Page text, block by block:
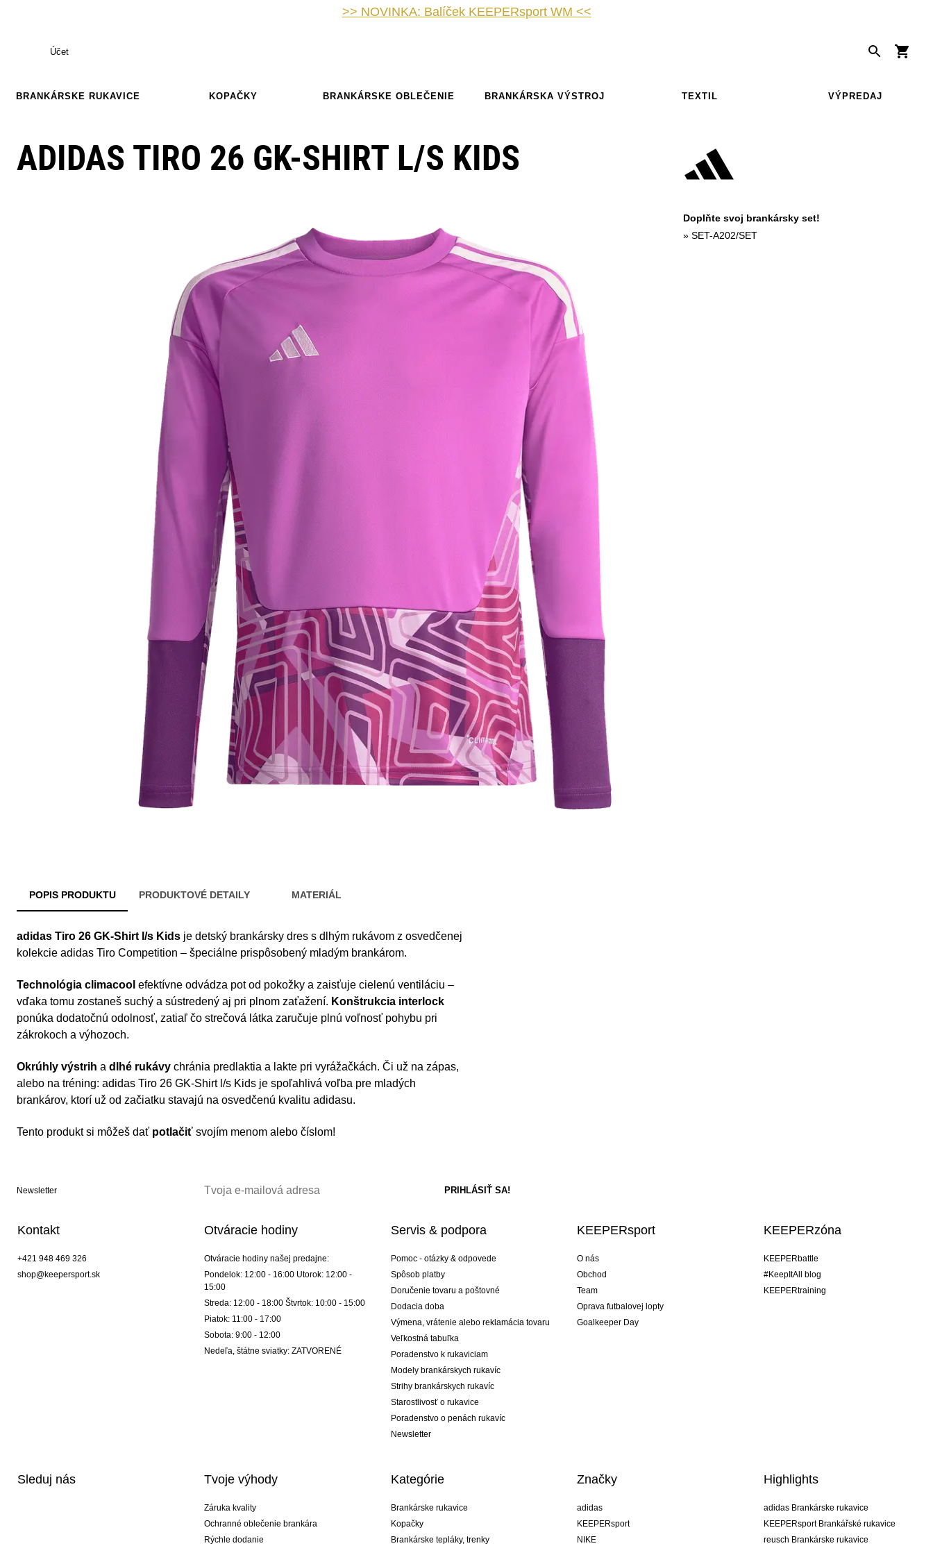
>> NOVINKA: Balíček KEEPERsport WM <<
Účet
BRANKÁRSKE RUKAVICE KOPAČKY BRANKÁRSKE OBLEČENIE BRANKÁRSKA VÝSTROJ TEXTIL VÝPREDAJ
ADIDAS TIRO 26 GK-SHIRT L/S KIDS
Doplňte svoj brankársky set!
» SET-A202/SET
POPIS PRODUKTU PRODUKTOVÉ DETAILY MATERIÁL
adidas Tiro 26 GK-Shirt l/s Kids je detský brankársky dres s dlhým rukávom z osvedčenej
kolekcie adidas Tiro Competition – špeciálne prispôsobený mladým brankárom.
Technológia climacool efektívne odvádza pot od pokožky a zaisťuje cielenú ventiláciu –
vďaka tomu zostaneš suchý a sústredený aj pri plnom zaťažení. Konštrukcia interlock
ponúka dodatočnú odolnosť, zatiaľ čo strečová látka zaručuje plnú voľnosť pohybu pri
zákrokoch a výhozoch.
Okrúhly výstrih a dlhé rukávy chránia predlaktia a lakte pri vyrážačkách. Či už na zápas,
alebo na tréning: adidas Tiro 26 GK-Shirt l/s Kids je spoľahlivá voľba pre mladých
brankárov, ktorí už od začiatku stavajú na osvedčenú kvalitu adidasu.
Tento produkt si môžeš dať potlačiť svojím menom alebo číslom!
Newsletter
Kontakt
+421 948 469 326
shop@keepersport.sk
Otváracie hodiny
Otváracie hodiny našej predajne:
Pondelok: 12:00 - 16:00 Utorok: 12:00 -
15:00
Streda: 12:00 - 18:00 Štvrtok: 10:00 - 15:00
Piatok: 11:00 - 17:00
Sobota: 9:00 - 12:00
Nedeľa, štátne sviatky: ZATVORENÉ
Servis & podpora
Pomoc - otázky & odpovede
Spôsob platby
Doručenie tovaru a poštovné
Dodacia doba
Výmena, vrátenie alebo reklamácia tovaru
Veľkostná tabuľka
Poradenstvo k rukaviciam
Modely brankárskych rukavíc
Strihy brankárskych rukavíc
Starostlivosť o rukavice
Poradenstvo o penách rukavíc
Newsletter
KEEPERsport
O nás
Obchod
Team
Oprava futbalovej lopty
Goalkeeper Day
KEEPERzóna
KEEPERbattle
#KeepItAll blog
KEEPERtraining
Sleduj nás Tvoje výhody
Záruka kvality
Ochranné oblečenie brankára
Rýchle dodanie
Kategórie
Brankárske rukavice
Kopačky
Brankárske tepláky, trenky
Značky
adidas
KEEPERsport
NIKE
Highlights
adidas Brankárske rukavice
KEEPERsport Brankářské rukavice
reusch Brankárske rukavice